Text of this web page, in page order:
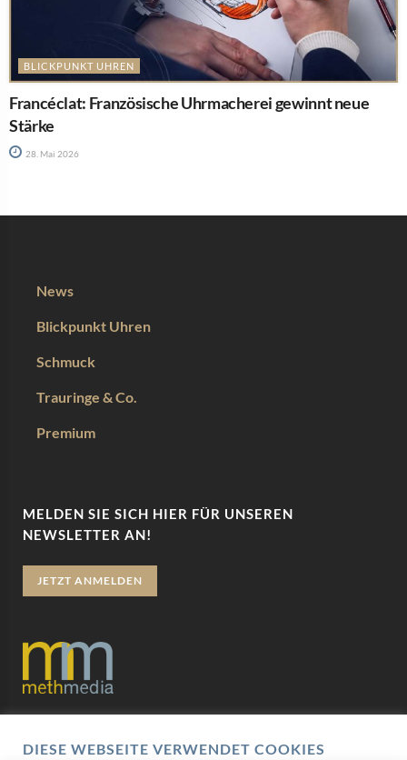
BLICKPUNKT UHREN
Francéclat: Französische Uhrmacherei gewinnt neue
Stärke
28. Mai 2026
News
Blickpunkt Uhren
Schmuck
Trauringe & Co.
Premium
MELDEN SIE SICH HIER FÜR UNSEREN
NEWSLETTER AN!
JETZT ANMELDEN
DIESE WEBSEITE VERWENDET COOKIES